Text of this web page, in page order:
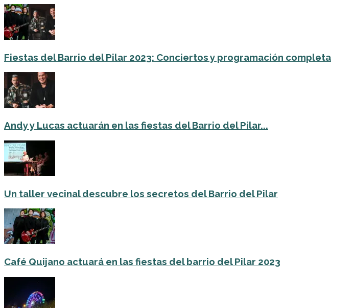
Fiestas del Barrio del Pilar 2023: Conciertos y programación completa
Andy y Lucas actuarán en las fiestas del Barrio del Pilar...
Un taller vecinal descubre los secretos del Barrio del Pilar
Café Quijano actuará en las fiestas del barrio del Pilar 2023